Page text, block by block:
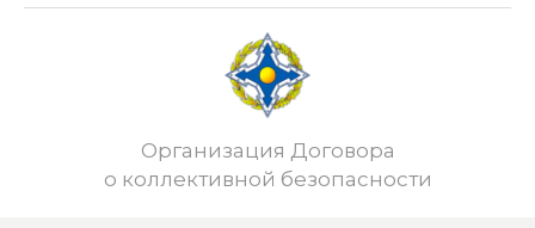
Организация Договора
о коллективной безопасности